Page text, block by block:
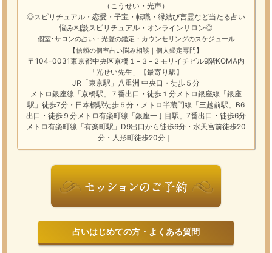
（こうせい・光声）
◎スピリチュアル・恋愛・子宝・転職・縁結び言霊など当たる占い
悩み相談スピリチュアル・オンラインサロン◎
個室･サロンの占い・光聲の鑑定・カウンセリングのスケジュール
【信頼の個室占い悩み相談｜個人鑑定専門】
〒104-0031東京都中央区京橋１−３−２モリイチビル9階KOMA内
「光せい先生」【最寄り駅】
JR「東京駅」八重洲 中央口・徒歩５分
メトロ銀座線「京橋駅」７番出口・徒歩１分メトロ銀座線「銀座
駅」徒歩7分・日本橋駅徒歩５分・メトロ半蔵門線「三越前駅」B6
出口・徒歩９分メトロ有楽町線「銀座一丁目駅」7番出口・徒歩6分
メトロ有楽町線「有楽町駅」D9出口から徒歩6分・水天宮前徒歩20
分・人形町徒歩20分｜
占いはじめての方・よくある質問